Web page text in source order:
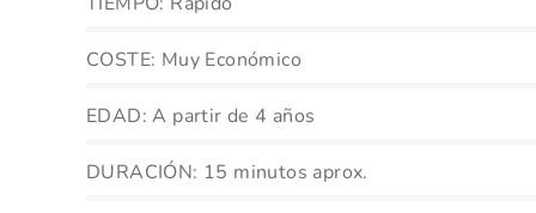
COSTE: Muy Económico
EDAD: A partir de 4 años
DURACIÓN: 15 minutos aprox.